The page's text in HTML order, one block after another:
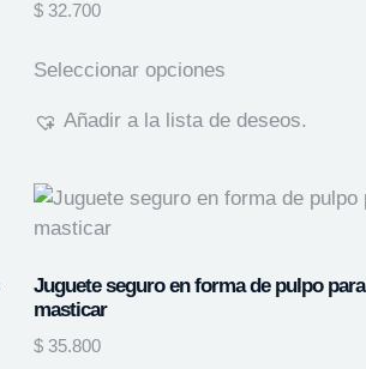
$ 32.700
Seleccionar opciones
Añadir a la lista de deseos.
Juguete seguro en forma de pulpo para
masticar
$ 35.800